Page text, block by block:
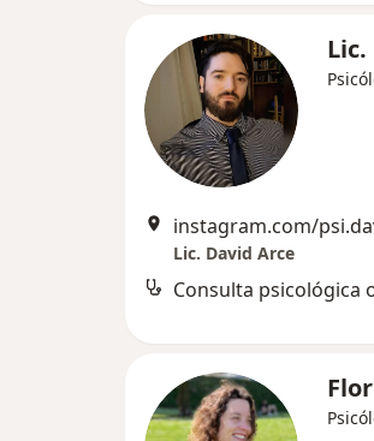
Lic. David Arce
Consulta psicológica